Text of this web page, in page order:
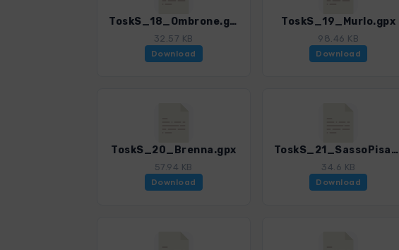
ToskS_18_Ombrone.gpx
32.57 KB
Download
ToskS_19_Murlo.gpx
98.46 KB
Download
ToskS_20_Brenna.gpx
57.94 KB
Download
ToskS_21_SassoPisano.gpx
34.6 KB
Download